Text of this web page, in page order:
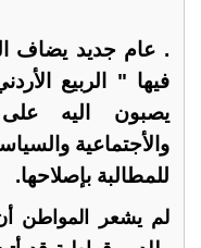
. عام جديد يضاف
فيها " الربيع
يصبون اليه على
والأجتماعية
للمطالبة بإصلاحها.
لم يشعر المواطن أن